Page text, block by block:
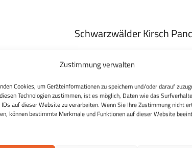
Zustimmung verwalten
Cookies, um Geräteinformationen zu speichern und/oder darauf
Technologien zustimmen, ist es möglich, Daten wie das
auf dieser Website zu verarbeiten. Wenn Sie Ihre Zustimmung nicht
können bestimmte Merkmale und Funktionen auf dieser Website
Schwarzwälder Kirsch